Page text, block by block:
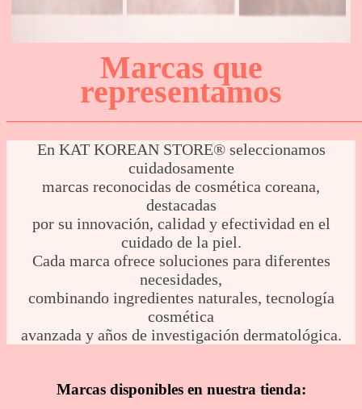
Marcas que
representamos
En KAT KOREAN STORE® seleccionamos
cuidadosamente
marcas reconocidas de cosmética coreana,
destacadas
por su innovación, calidad y efectividad en el
cuidado de la piel.
Cada marca ofrece soluciones para diferentes
necesidades,
combinando ingredientes naturales, tecnología
cosmética
avanzada y años de investigación dermatológica.
Marcas disponibles en nuestra tienda: